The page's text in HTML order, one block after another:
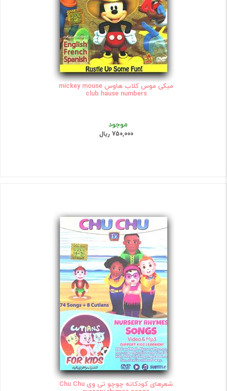
میکی موس کلاب هاوس mickey mouse
club hause numbers
موجود
750,000 ریال
شعرهای کودکانه چوچو تی وی Chu Chu